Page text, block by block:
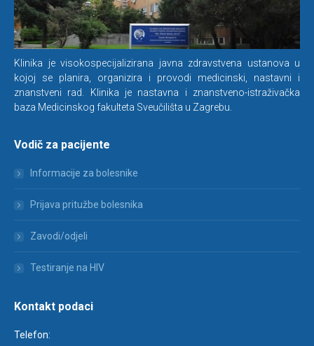
Klinika je visokospecijalizirana javna zdravstvena ustanova u
kojoj se planira, organizira i provodi medicinski, nastavni i
znanstveni rad. Klinika je nastavna i znanstveno-istraživačka
baza Medicinskog fakulteta Sveučilišta u Zagrebu.
Vodič za pacijente
Informacije za bolesnike
Prijava pritužbe bolesnika
Zavodi/odjeli
Testiranje na HIV
Kontakt podaci
Telefon: